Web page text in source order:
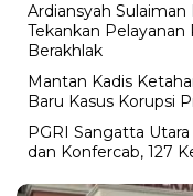
Ardiansyah
Tekankan
Berakhlak
Mantan Kadis
Baru Kasus Korupsi
PGRI Sangatta
dan Konfercab, 127